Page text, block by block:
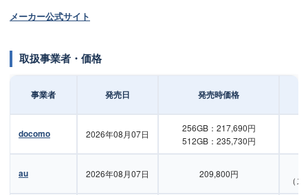
メーカー公式サイト
取扱事業者・価格
事業者 発売日 発売時価格
docomo 2026年08月07日
256GB：217,690円
512GB：235,730円
au 2026年08月07日 209,800円
（